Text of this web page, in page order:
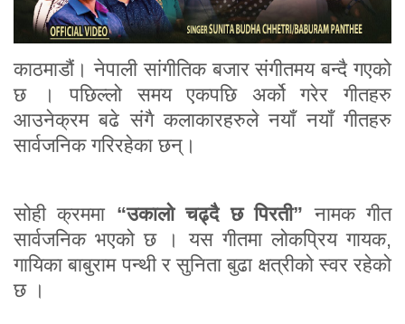
काठमाडौं। नेपाली सांगीतिक बजार संगीतमय बन्दै गएको
छ । पछिल्लो समय एकपछि अर्को गरेर गीतहरु
आउनेक्रम बढे संगै कलाकारहरुले नयाँ नयाँ गीतहरु
सार्वजनिक गरिरहेका छन्।
सोही क्रममा “उकालो चढ्दै छ पिरती” नामक गीत
सार्वजनिक भएको छ । यस गीतमा लोकप्रिय गायक,
गायिका बाबुराम पन्थी र सुनिता बुढा क्षत्रीको स्वर रहेको
छ ।